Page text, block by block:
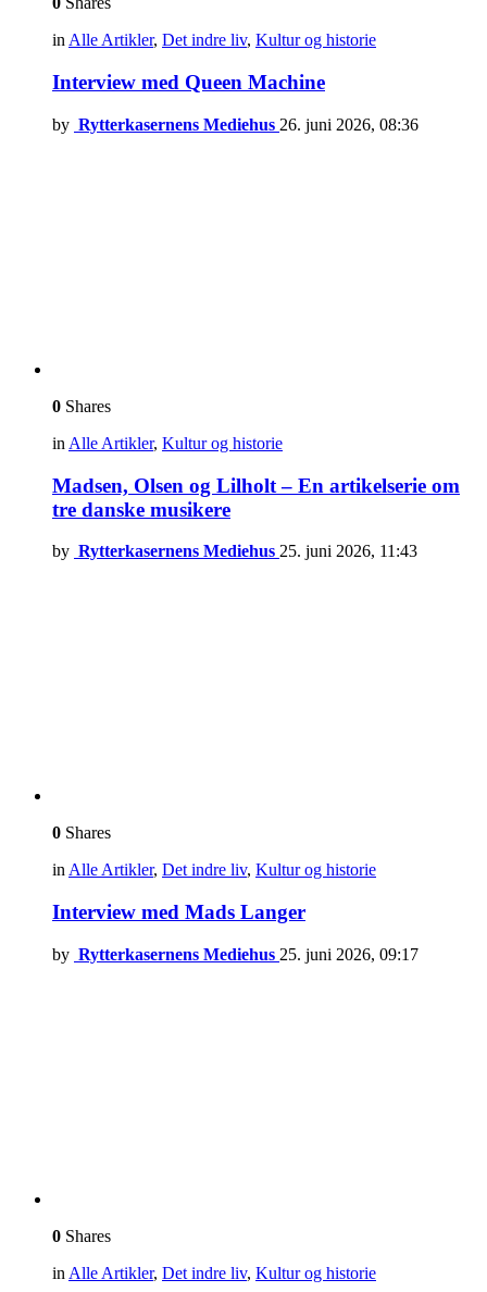
inAlle Artikler, Det indre liv, Kultur og historie
Interview med Queen Machine
by Rytterkasernens Mediehus 26. juni 2026, 08:36
0 Shares
in Alle Artikler, Kultur og historie
Madsen, Olsen og Lilholt – En artikelserie om
tre danske musikere
by Rytterkasernens Mediehus 25. juni 2026, 11:43
0 Shares
in Alle Artikler, Det indre liv, Kultur og historie
Interview med Mads Langer
by Rytterkasernens Mediehus 25. juni 2026, 09:17
0 Shares
in Alle Artikler, Det indre liv, Kultur og historie